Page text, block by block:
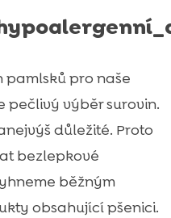
pro naše
pečlivý výběr surovin.
důležité. Proto
bezlepkové
běžným
obsahující pšenici.